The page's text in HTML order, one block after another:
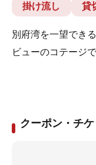
掛け流し 貸
別府湾を一望でき
ビューのコテージ
クーポン・チケ